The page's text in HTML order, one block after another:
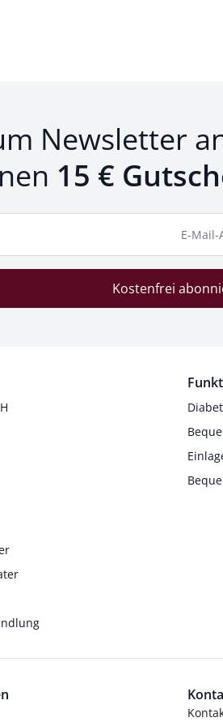
Newsletter
15 €
E-Mail-
Kostenfrei